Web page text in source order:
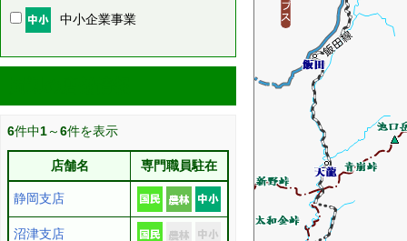
中小企業事業
6件中1～6件を表示
店舗名 専門職員駐在
静岡支店
沼津支店